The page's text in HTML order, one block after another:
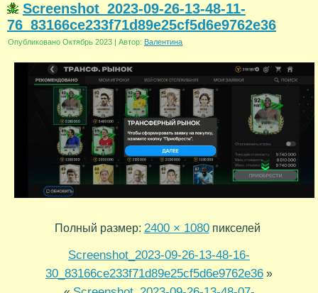
Screenshot_2023-09-26-13-48-11-
76_83166ce233f71d89e25cf5d6e9762e36
Опубликовано Октябрь 2023 | Автор: Валентина
Полный размер: 2400 × 1080пикселей
Screenshot_2023-09-26-13-48-16-
30_83166ce233f71d89e25cf5d6e9762e36 »